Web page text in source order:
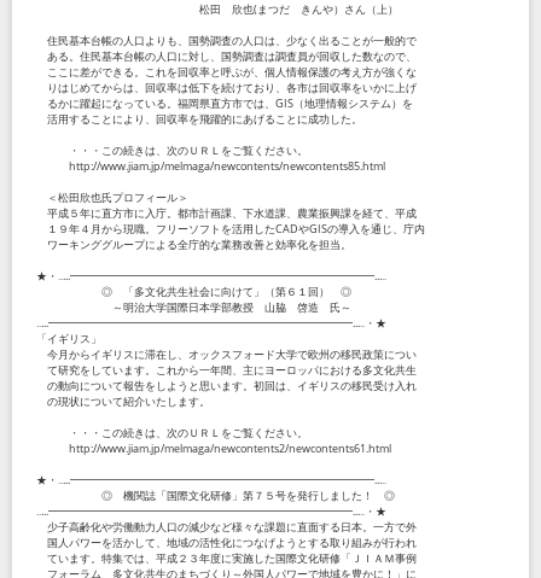
松田 欣也(まつだ きんや）さん（上）
住民基本台帳の人口よりも、国勢調査の人口は、少なく出ることが一般的で
ある。住民基本台帳の人口に対し、国勢調査は調査員が回収した数なので、
ここに差ができる。これを回収率と呼ぶが、個人情報保護の考え方が強くな
りはじめてからは、回収率は低下を続けており、各市は回収率をいかに上げ
るかに躍起になっている。福岡県直方市では、GIS（地理情報システム）を
活用することにより、回収率を飛躍的にあげることに成功した。
・・・この続きは、次のＵＲＬをご覧ください。
http://www.jiam.jp/melmaga/newcontents/newcontents85.html
＜松田欣也氏プロフィール＞
平成５年に直方市に入庁。都市計画課、下水道課、農業振興課を経て、平成
１９年４月から現職。フリーソフトを活用したCADやGISの導入を通じ、庁内
ワーキンググループによる全庁的な業務改善と効率化を担当。
★・‥...━━━━━━━━━━━━━━━━━━━━━━━━━━━━...‥
◎ 「多文化共生社会に向けて」（第６１回） ◎
～明治大学国際日本学部教授 山脇 啓造 氏～
‥...━━━━━━━━━━━━━━━━━━━━━━━━━━━━...‥・★
「イギリス」
今月からイギリスに滞在し、オックスフォード大学で欧州の移民政策につい
て研究をしています。これから一年間、主にヨーロッパにおける多文化共生
の動向について報告をしようと思います。初回は、イギリスの移民受け入れ
の現状について紹介いたします。
・・・この続きは、次のＵＲＬをご覧ください。
http://www.jiam.jp/melmaga/newcontents2/newcontents61.html
★・‥...━━━━━━━━━━━━━━━━━━━━━━━━━━━━...‥
◎ 機関誌「国際文化研修」第７５号を発行しました！ ◎
‥...━━━━━━━━━━━━━━━━━━━━━━━━━━━━...‥・★
少子高齢化や労働動力人口の減少など様々な課題に直面する日本。一方で外
国人パワーを活かして、地域の活性化につなげようとする取り組みが行われ
ています。特集では、平成２３年度に実施した国際文化研修「ＪＩＡＭ事例
フォーラム 多文化共生のまちづくり～外国人パワーで地域を豊かに！」に